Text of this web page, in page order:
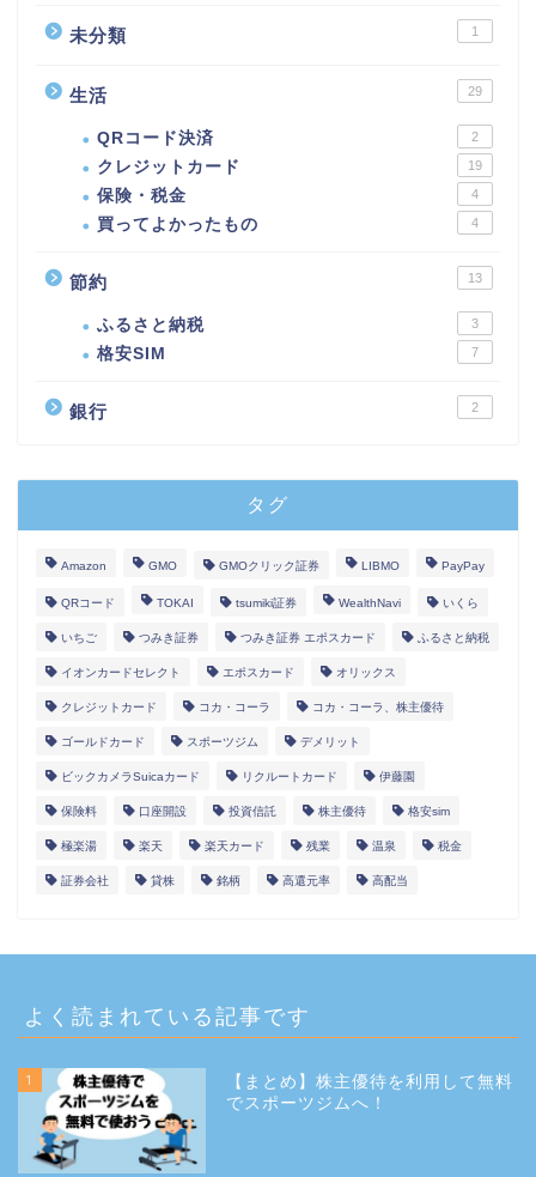
未分類 1
生活 29
QRコード決済 2
クレジットカード 19
保険・税金 4
買ってよかったもの 4
節約 13
ふるさと納税 3
格安SIM 7
銀行 2
タグ
Amazon GMO GMOクリック証券 LIBMO PayPay
QRコード TOKAI tsumiki証券 WealthNavi いくら
いちご つみき証券 つみき証券 エポスカード ふるさと納税
イオンカードセレクト エポスカード オリックス
クレジットカード コカ・コーラ コカ・コーラ、株主優待
ゴールドカード スポーツジム デメリット
ビックカメラSuicaカード リクルートカード 伊藤園
保険料 口座開設 投資信託 株主優待 格安sim
極楽湯 楽天 楽天カード 残業 温泉 税金
証券会社 貸株 銘柄 高還元率 高配当
よく読まれている記事です
1
【まとめ】株主優待を利用して無料
でスポーツジムへ！